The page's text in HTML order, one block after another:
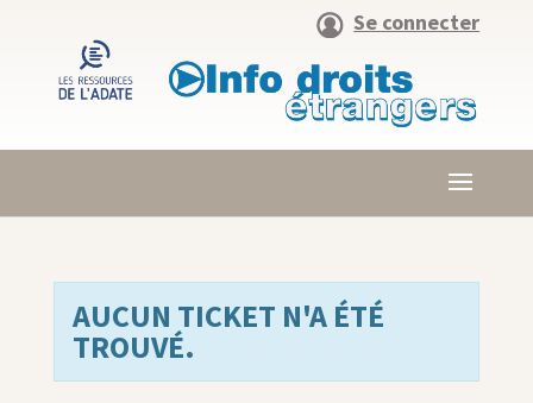
Se connecter
AUCUN TICKET N'A ÉTÉ
TROUVÉ.